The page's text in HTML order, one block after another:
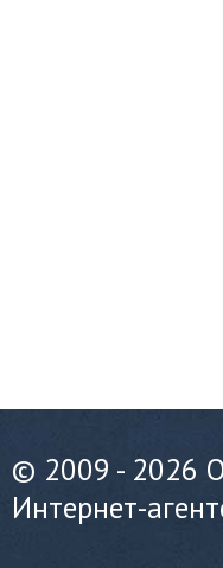
© 2009 - 2026
Интернет-